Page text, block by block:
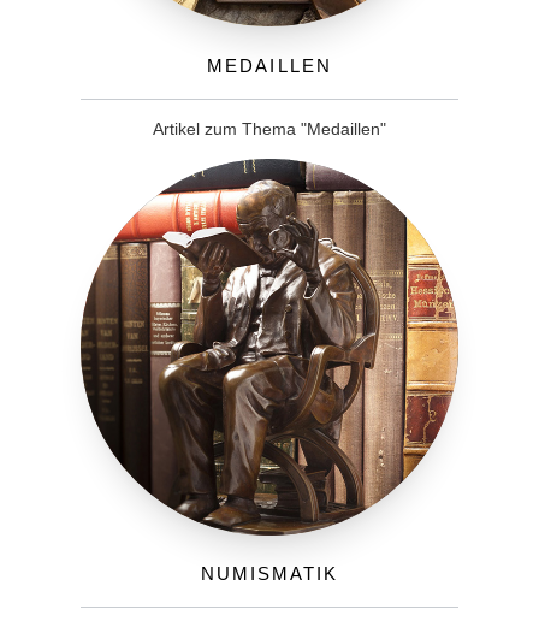
Medaillen
Artikel zum Thema "Medaillen"
Numismatik